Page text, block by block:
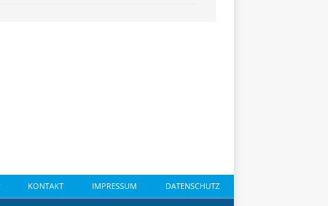
KONTAKT IMPRESSUM DATENSCHUTZ